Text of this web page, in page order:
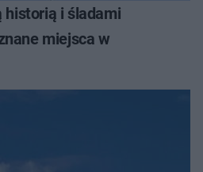
historią i śladami
miejsca w